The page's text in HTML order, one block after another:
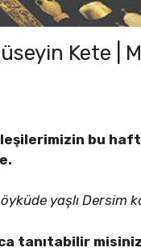
Kete |
bu
yaşlı Dersim
tanıtabilir